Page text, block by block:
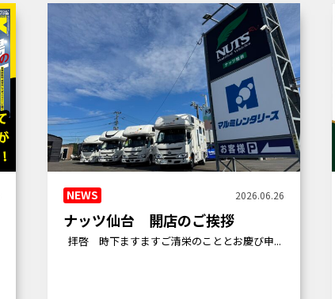
NEWS 2026.06.26
ナッツ仙台 開店のご挨拶
拝啓 時下ますますご清栄のこととお慶び申...